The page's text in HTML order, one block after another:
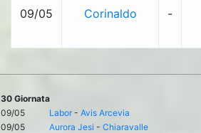
09/05 Corinaldo -
30 Giornata
09/05
Labor- Avis Arcevia
09/05
Aurora Jesi - Chiaravalle